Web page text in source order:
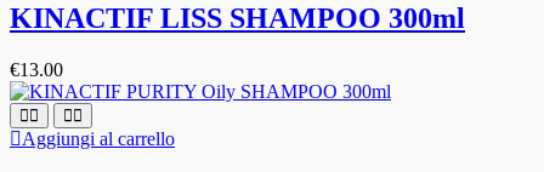
KINACTIF LISS SHAMPOO 300ml
€13.00
Aggiungi al carrello